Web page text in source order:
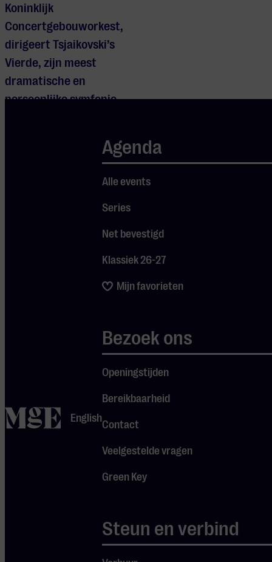
homeEnglish
Agenda
Alle events
Series
Net bevestigd
Klassiek 26-27
Mijn favorieten
Bezoek ons
Openingstijden
Bereikbaarheid
Contact
Veelgestelde vragen
Green Key
Steun en verbind
Koninklijk
Concertgebouworkest,
dirigeert Tsjaikovski’s
Vierde, zijn meest
dramatische en
persoonlijke symfonie.
Derde pianoconcert,
eerste Fransman die,
oncours in
won, iets wat tot dan
Tsjaikovski’s Vierde
symfonie is persoonlijk. Hij
mecenas en dierbaarste
intiemste gedachten en
gevoelens.’ Het gaat er
stevig aan toe. Het zeer